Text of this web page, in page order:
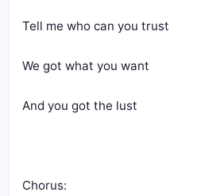
Tell me who can you trust
We got what you want
And you got the lust
Chorus: